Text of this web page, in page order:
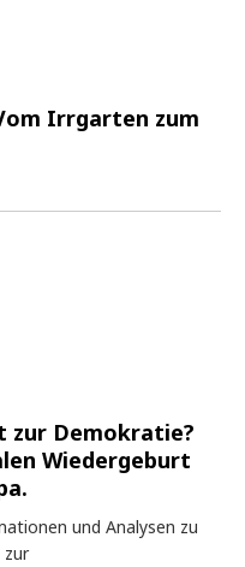
Irrgarten zum
zur Demokratie?
Wiedergeburt
und Analysen zu
zur